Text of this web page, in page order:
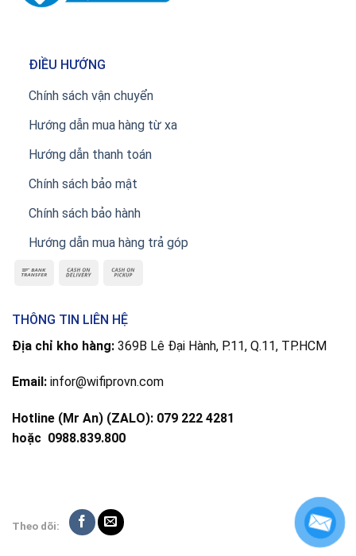
ĐIỀU HƯỚNG
Chính sách vận chuyển
Hướng dẫn mua hàng từ xa
Hướng dẫn thanh toán
Chính sách bảo mật
Chính sách bảo hành
Hướng dẫn mua hàng trả góp
THÔNG TIN LIÊN HỆ
Địa chỉ kho hàng: 369B Lê Đại Hành, P.11, Q.11, TP.HCM
Email: infor@wifiprovn.com
Hotline (Mr An) (ZALO): 079 222 4281
hoặc 0988.839.800
Theo dõi: